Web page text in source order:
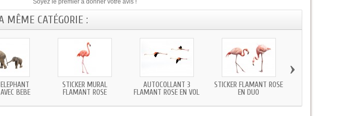
Soyez le premier à donner votre avis !
MÊME CATÉGORIE :
BEBE
STICKER MURAL
FLAMANT ROSE
AUTOCOLLANT 3
FLAMANT ROSE EN VOL
STICKER FLAMANT ROSE
EN DUO
›